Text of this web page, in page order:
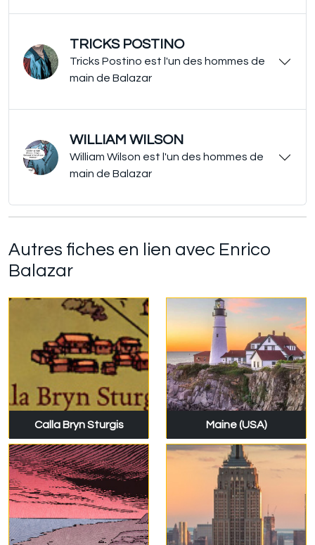
TRICKS POSTINO
Tricks Postino est l'un des hommes de
main de Balazar
WILLIAM WILSON
William Wilson est l'un des hommes de
main de Balazar
Autres fiches en lien avec Enrico
Balazar
Calla Bryn Sturgis Maine (USA)